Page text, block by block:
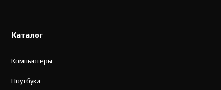
Каталог
Компьютеры
Ноутбуки